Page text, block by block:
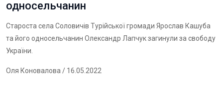
односельчанин
Староста села Соловичів Турійської громади Ярослав Кашуба
та його односельчанин Олександр Лапчук загинули за свободу
України.
Оля Коновалова / 16.05.2022